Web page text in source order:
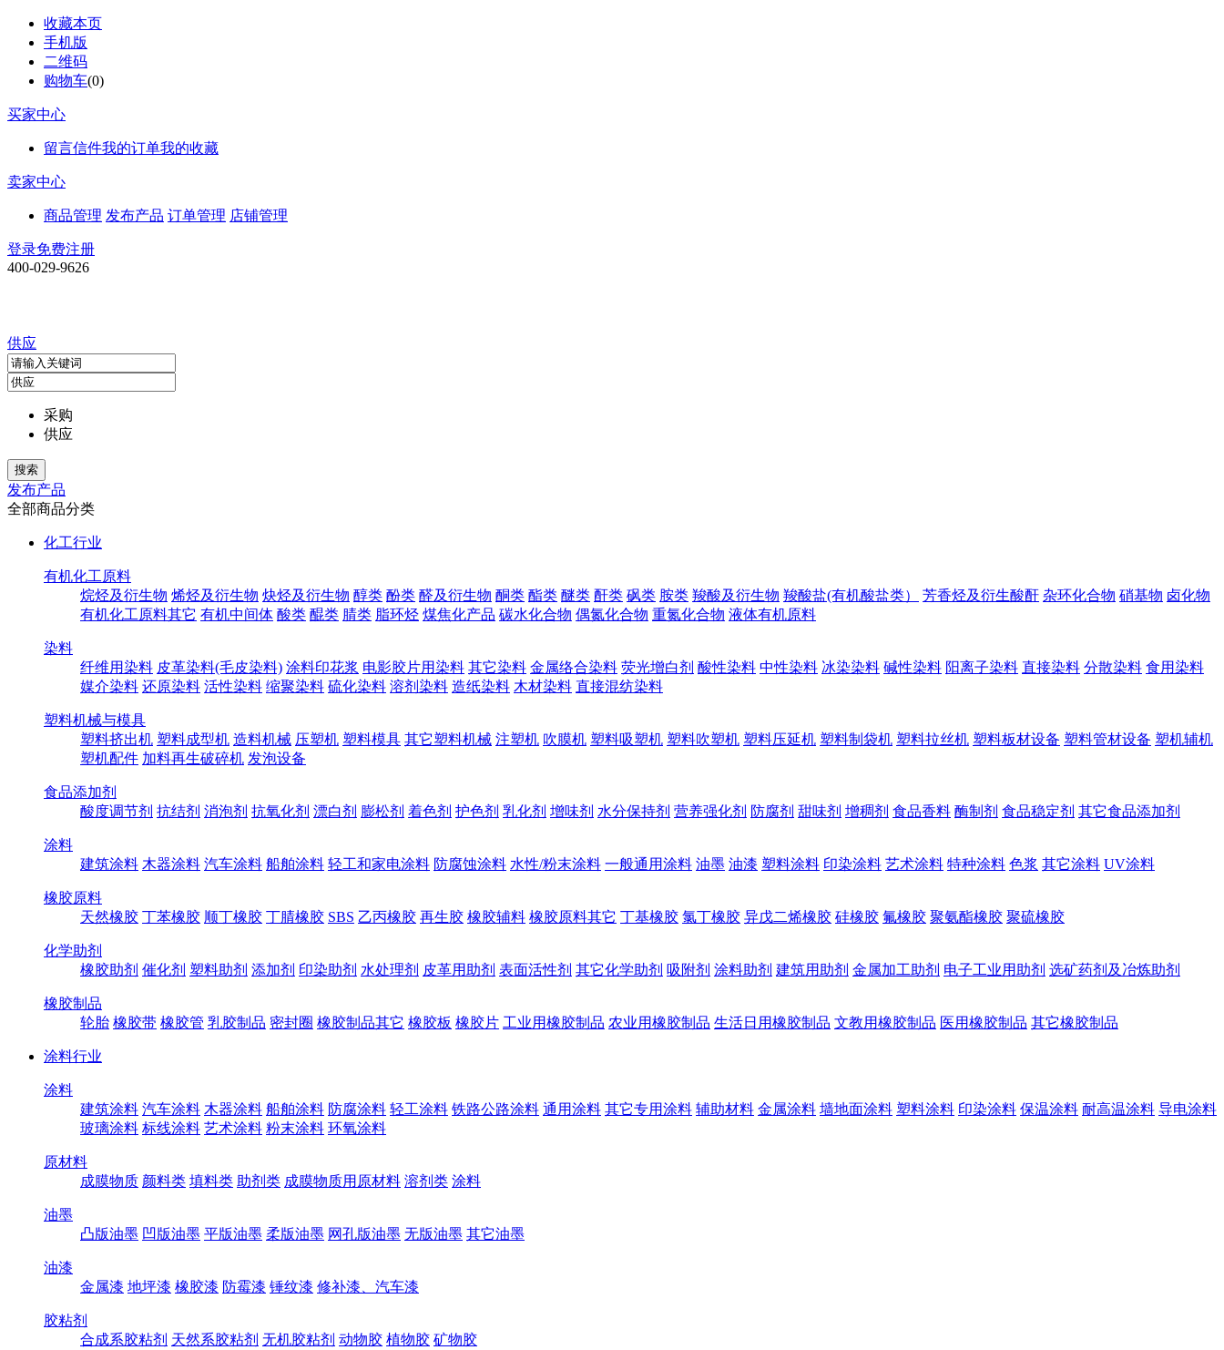
收藏本页
手机版
二维码
购物车(0)
买家中心
留言信件我的订单我的收藏
卖家中心
商品管理 发布产品 订单管理 店铺管理
登录免费注册
400-029-9626
供应
采购
供应
发布产品
全部商品分类
化工行业
有机化工原料
烷烃及衍生物 烯烃及衍生物 炔烃及衍生物 醇类 酚类 醛及衍生物 酮类 酯类 醚类 酐类 砜类 胺类 羧酸及衍生物 羧酸盐(有机酸盐类） 芳香烃及衍生酸酐 杂环化合物 硝基物 卤化物
有机化工原料其它 有机中间体 酸类 醌类 腈类 脂环烃 煤焦化产品 碳水化合物 偶氮化合物 重氮化合物 液体有机原料
染料
纤维用染料 皮革染料(毛皮染料) 涂料印花浆 电影胶片用染料 其它染料 金属络合染料 荧光增白剂 酸性染料 中性染料 冰染染料 碱性染料 阳离子染料 直接染料 分散染料 食用染料
媒介染料 还原染料 活性染料 缩聚染料 硫化染料 溶剂染料 造纸染料 木材染料 直接混纺染料
塑料机械与模具
塑料挤出机 塑料成型机 造料机械 压塑机 塑料模具 其它塑料机械 注塑机 吹膜机 塑料吸塑机 塑料吹塑机 塑料压延机 塑料制袋机 塑料拉丝机 塑料板材设备 塑料管材设备 塑机辅机
塑机配件 加料再生破碎机 发泡设备
食品添加剂
酸度调节剂 抗结剂 消泡剂 抗氧化剂 漂白剂 膨松剂 着色剂 护色剂 乳化剂 增味剂 水分保持剂 营养强化剂 防腐剂 甜味剂 增稠剂 食品香料 酶制剂 食品稳定剂 其它食品添加剂
涂料
建筑涂料 木器涂料 汽车涂料 船舶涂料 轻工和家电涂料 防腐蚀涂料 水性/粉末涂料 一般通用涂料 油墨 油漆 塑料涂料 印染涂料 艺术涂料 特种涂料 色浆 其它涂料 UV涂料
橡胶原料
天然橡胶 丁苯橡胶 顺丁橡胶 丁腈橡胶 SBS 乙丙橡胶 再生胶 橡胶辅料 橡胶原料其它 丁基橡胶 氯丁橡胶 异戊二烯橡胶 硅橡胶 氟橡胶 聚氨酯橡胶 聚硫橡胶
化学助剂
橡胶助剂 催化剂 塑料助剂 添加剂 印染助剂 水处理剂 皮革用助剂 表面活性剂 其它化学助剂 吸附剂 涂料助剂 建筑用助剂 金属加工助剂 电子工业用助剂 选矿药剂及冶炼助剂
橡胶制品
轮胎 橡胶带 橡胶管 乳胶制品 密封圈 橡胶制品其它 橡胶板 橡胶片 工业用橡胶制品 农业用橡胶制品 生活日用橡胶制品 文教用橡胶制品 医用橡胶制品 其它橡胶制品
涂料行业
涂料
建筑涂料 汽车涂料 木器涂料 船舶涂料 防腐涂料 轻工涂料 铁路公路涂料 通用涂料 其它专用涂料 辅助材料 金属涂料 墙地面涂料 塑料涂料 印染涂料 保温涂料 耐高温涂料 导电涂料
玻璃涂料 标线涂料 艺术涂料 粉末涂料 环氧涂料
原材料
成膜物质 颜料类 填料类 助剂类 成膜物质用原材料 溶剂类 涂料
油墨
凸版油墨 凹版油墨 平版油墨 柔版油墨 网孔版油墨 无版油墨 其它油墨
油漆
金属漆 地坪漆 橡胶漆 防霉漆 锤纹漆 修补漆、汽车漆
胶粘剂
合成系胶粘剂 天然系胶粘剂 无机胶粘剂 动物胶 植物胶 矿物胶